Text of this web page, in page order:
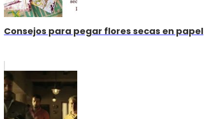
Consejos para pegar flores secas en papel